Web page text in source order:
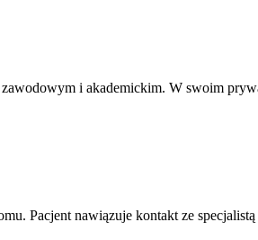
i akademickim. W swoim
Pacjent nawiązuje kontakt ze